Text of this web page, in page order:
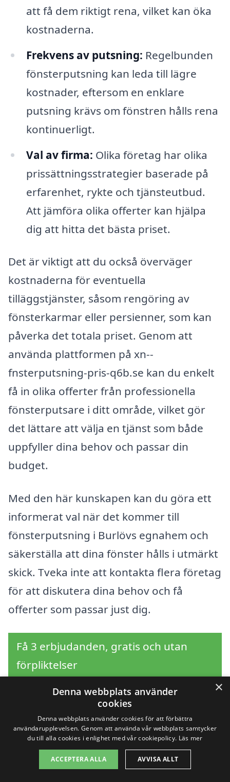
att få dem riktigt rena, vilket kan öka
kostnaderna.
Frekvens av putsning: Regelbunden
fönsterputsning kan leda till lägre
kostnader, eftersom en enklare
putsning krävs om fönstren hålls rena
kontinuerligt.
Val av firma: Olika företag har olika
prissättningsstrategier baserade på
erfarenhet, rykte och tjänsteutbud.
Att jämföra olika offerter kan hjälpa
dig att hitta det bästa priset.
Det är viktigt att du också överväger
kostnaderna för eventuella
tilläggstjänster, såsom rengöring av
fönsterkarmar eller persienner, som kan
påverka det totala priset. Genom att
använda plattformen på xn--
fnsterputsning-pris-q6b.se kan du enkelt
få in olika offerter från professionella
fönsterputsare i ditt område, vilket gör
det lättare att välja en tjänst som både
uppfyller dina behov och passar din
budget.
Med den här kunskapen kan du göra ett
informerat val när det kommer till
fönsterputsning i Burlövs egnahem och
säkerställa att dina fönster hålls i utmärkt
skick. Tveka inte att kontakta flera företag
för att diskutera dina behov och få
offerter som passar just dig.
Få 3 erbjudanden, gratis och utan
förpliktelser
Sök efter en
professionell för
fönsterputsning i andra
×
Denna webbplats använder
cookies
Denna webbplats använder cookies för att förbättra
användarupplevelsen. Genom att använda vår webbplats samtycker
du till alla cookies i enlighet med vår cookiepolicy. Läs mer
ACCEPTERA ALLA AVVISA ALLT